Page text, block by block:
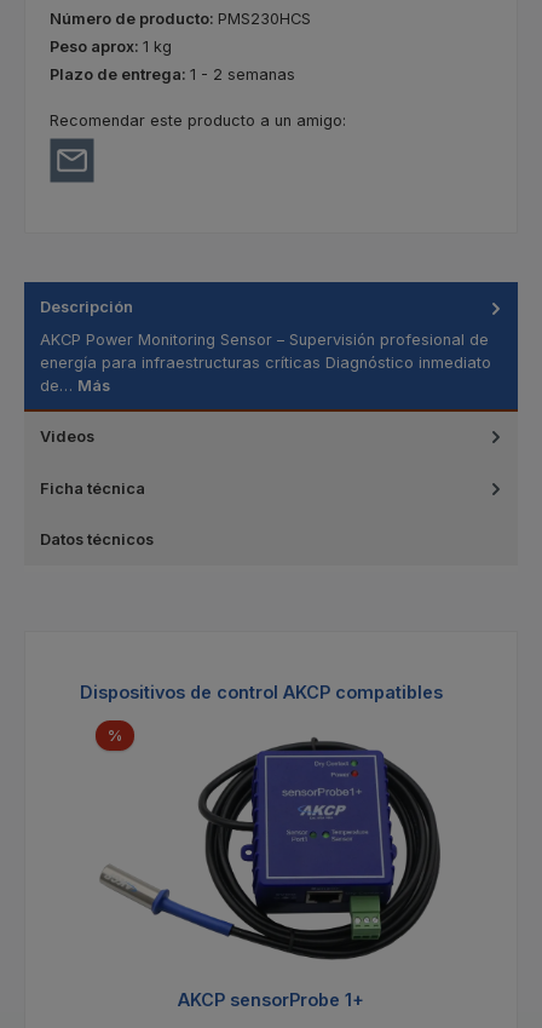
Número de producto: PMS230HCS
Peso aprox: 1 kg
Plazo de entrega: 1 - 2 semanas
Recomendar este producto a un amigo:
Descripción
AKCP Power Monitoring Sensor – Supervisión profesional de
energía para infraestructuras críticas Diagnóstico inmediato
de… Más
Videos
Ficha técnica
Datos técnicos
Omitir la galería de productos
Dispositivos de control AKCP compatibles
%Descuento
AKCP sensorProbe 1+